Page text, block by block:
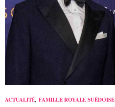
ACTUALITÉ, FAMILLE ROYALE SUÉDOISE